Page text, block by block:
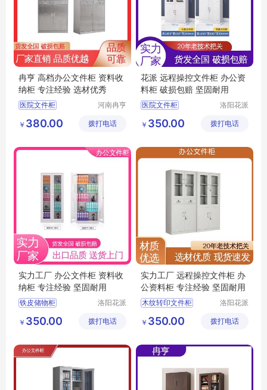
冉亨 高档办公文件柜 资料收
纳柜 专注经验 选材优秀
医院文件柜
双节档案存储柜
办公文件收纳柜
河南冉亨
公司
￥ 380.00 拨打电话
花派 远程操控文件柜 办公资
料柜 破损包赔 坚固耐用
医院文件柜
钢制加厚收纳柜
办公专用储物柜
洛阳花派
有限公司
￥ 350.00 拨打电话
实力工厂 办公文件柜 资料收
纳柜 专注经验 坚固耐用
铁皮储物柜
办公文件柜
智能双锁资料收纳柜
洛阳花派
有限公司
￥ 350.00 拨打电话
实力工厂 远程操控文件柜 办
公资料柜 专注经验 坚固耐用
木纹转印文件柜
办公文件柜
双节文件柜
洛阳花派
有限公司
￥ 350.00 拨打电话